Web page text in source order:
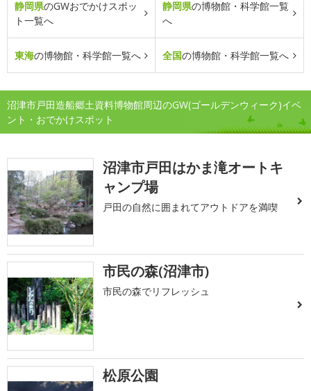
静岡県のGWおでかけスポッ
ト一覧へ
静岡県の博物館・科学館一覧
へ
東海の博物館・科学館一覧へ 全国の博物館・科学館一覧へ
沼津市戸田造船郷土資料博物館周辺のGW(ゴールデンウィーク)イベ
ント・おでかけスポット
沼津市戸田はかま滝オートキ
ャンプ場
戸田の自然に囲まれてアウトドアを満喫
市民の森(沼津市)
市民の森でリフレッシュ
松原公園